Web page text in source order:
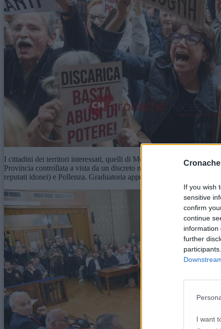
If you wish
sensitive
confirm
continue
information
further
I want
I cittadini dei territori interessati, quelli di Montefano in particolare,
Provincia controllata a vista da un discreto numero di agenti delle
reputati idonei) e Pollenza. Graduatoria approvata con il 63% dei voti.